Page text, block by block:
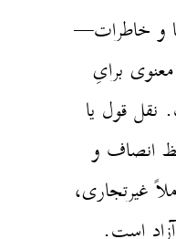
و خاطرات—
برایِ
قول یا
انصاف و
غیرتجاری،
است.